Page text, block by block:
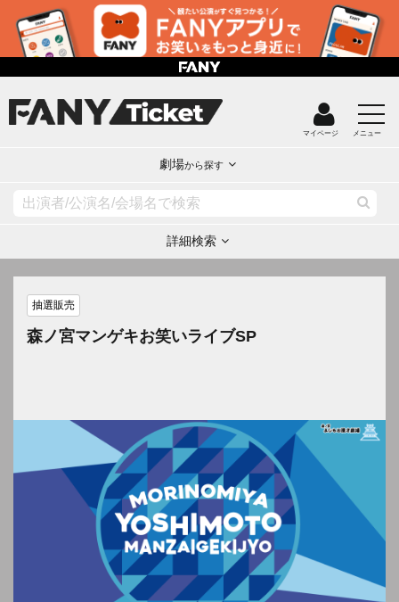
マイページ メニュー
劇場から探す
詳細検索
抽選販売
森ノ宮マンゲキお笑いライブSP